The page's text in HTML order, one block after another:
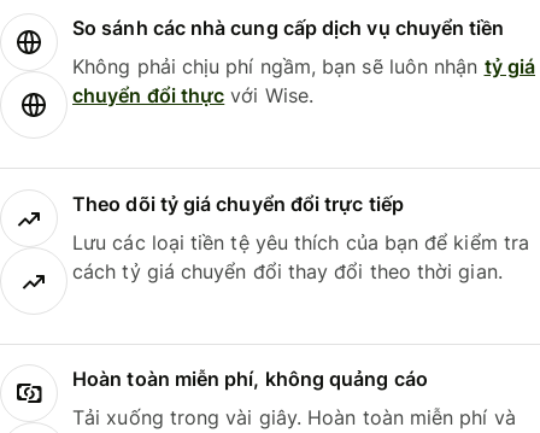
So sánh các nhà cung cấp dịch vụ chuyển tiền
Không phải chịu phí ngầm, bạn sẽ luôn nhận tỷ giá
chuyển đổi thực với Wise.
Theo dõi tỷ giá chuyển đổi trực tiếp
Lưu các loại tiền tệ yêu thích của bạn để kiểm tra
cách tỷ giá chuyển đổi thay đổi theo thời gian.
Hoàn toàn miễn phí, không quảng cáo
Tải xuống trong vài giây. Hoàn toàn miễn phí và